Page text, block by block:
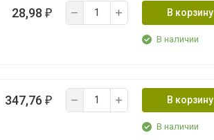
28,98 ₽ В корзину
В наличии
347,76 ₽ В корзину
В наличии